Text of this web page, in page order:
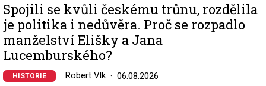
Spojili se kvůli českému trůnu, rozdělila
je politika i nedůvěra. Proč se rozpadlo
manželství Elišky a Jana
Lucemburského?
HISTORIE Robert Vlk 06.08.2026